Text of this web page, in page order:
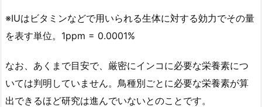
※IUはビタミンなどで用いられる生体に対する効力でその量
を表す単位。1ppm = 0.0001%
なお、あくまで目安で、厳密にインコに必要な栄養素につ
いては判明していません。鳥種別ごとに必要な栄養素が算
出できるほど研究は進んでいないとのことです。